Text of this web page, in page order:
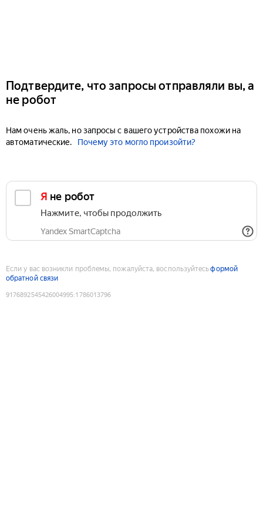
Подтвердите, что запросы отправляли вы, а
не робот
Нам очень жаль, но запросы с вашего устройства похожи на
автоматические.
Почему это могло произойти?
Я не робот
Нажмите, чтобы продолжить
Yandex SmartCaptcha
Если у вас возникли проблемы, пожалуйста, воспользуйтесьформой
обратной связи
9176892545426004995:1786013796